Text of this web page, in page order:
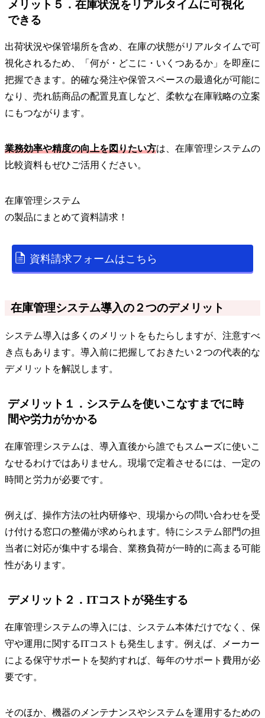
メリット５．在庫状況をリアルタイムに可視化
できる
出荷状況や保管場所を含め、在庫の状態がリアルタイムで可
視化されるため、「何が・どこに・いくつあるか」を即座に
把握できます。的確な発注や保管スペースの最適化が可能に
なり、売れ筋商品の配置見直しなど、柔軟な在庫戦略の立案
にもつながります。
業務効率や精度の向上を図りたい方は、在庫管理システムの
比較資料もぜひご活用ください。
在庫管理システム
の製品にまとめて資料請求！
資料請求フォームはこちら
在庫管理システム導入の２つのデメリット
システム導入は多くのメリットをもたらしますが、注意すべ
き点もあります。導入前に把握しておきたい２つの代表的な
デメリットを解説します。
デメリット１．システムを使いこなすまでに時
間や労力がかかる
在庫管理システムは、導入直後から誰でもスムーズに使いこ
なせるわけではありません。現場で定着させるには、一定の
時間と労力が必要です。
例えば、操作方法の社内研修や、現場からの問い合わせを受
け付ける窓口の整備が求められます。特にシステム部門の担
当者に対応が集中する場合、業務負荷が一時的に高まる可能
性があります。
デメリット２．ITコストが発生する
在庫管理システムの導入には、システム本体だけでなく、保
守や運用に関するITコストも発生します。例えば、メーカー
による保守サポートを契約すれば、毎年のサポート費用が必
要です。
そのほか、機器のメンテナンスやシステムを運用するための